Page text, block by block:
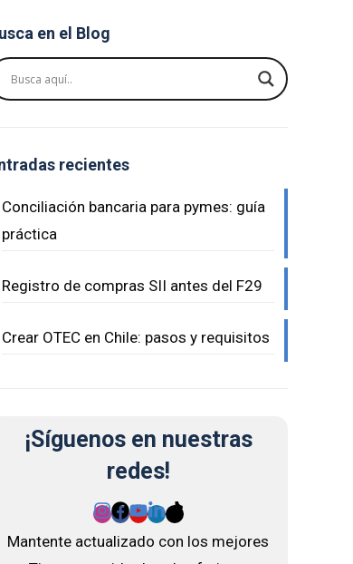
en el Blog
recientes
Conciliación bancaria para pymes: guía
práctica
Registro de compras SII antes del F29
Crear OTEC en Chile: pasos y requisitos
¡Síguenos en nuestras
redes!
Mantente actualizado con los mejores